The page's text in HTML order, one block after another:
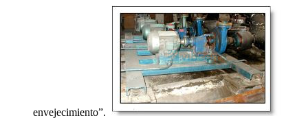
envejecimiento”.